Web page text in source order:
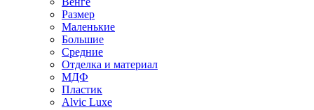
Размер
Маленькие
Большие
Средние
Отделка и материал
МДФ
Пластик
Alvic Luxe